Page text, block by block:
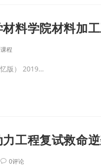
料学院材料加
程
版） 2019…
工程复试救命
0评论